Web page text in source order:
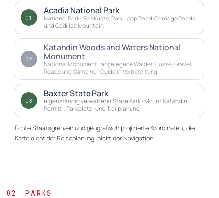
MASSACHUSETTS
01
Acadia National Park
National Park · Felsküste, Park Loop Road, Carriage Roads
und Cadillac Mountain
02
Katahdin Woods and Waters National
Monument
National Monument · abgelegene Wälder, Flüsse, Gravel
Roads und Camping · Guide in Vorbereitung
03
Baxter State Park
eigenständig verwalteter State Park · Mount Katahdin,
Permit-, Parkplatz- und Trailplanung
Echte Staatsgrenzen und geografisch projizierte Koordinaten; die
Karte dient der Reiseplanung, nicht der Navigation.
02 · PARKS